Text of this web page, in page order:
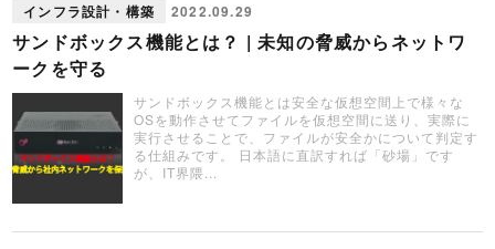
インフラ設計・構築 2022.09.29
サンドボックス機能とは？ | 未知の脅威からネットワ
ークを守る
サンドボックス機能とは安全な仮想空間上で様々な
OSを動作させてファイルを仮想空間に送り、実際に
実行させることで、ファイルが安全かについて判定す
る仕組みです。 日本語に直訳すれば「砂場」です
が、IT界隈...